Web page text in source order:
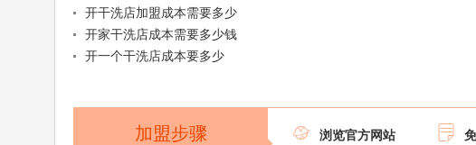
开干洗店加盟成本需要多少
开家干洗店成本需要多少钱
开一个干洗店成本要多少
加盟步骤  浏览官方网站 